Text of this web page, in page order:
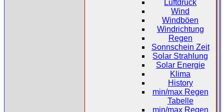
Luftdruck
Wind
Windböen
Windrichtung
Regen
Sonnschein Zeit
Solar Strahlung
Solar Energie
Klima
History
min/max Regen
Tabelle
min/max Regen